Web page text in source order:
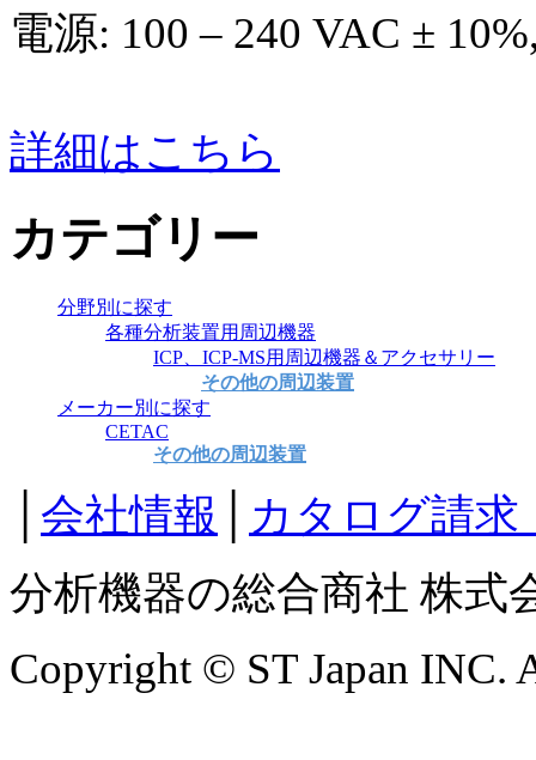
電源: 100 – 240 VAC ±
詳細はこちら
カテゴリー
分野別に探す
各種分析装置用周辺機器
ICP、ICP-MS用周辺機器＆アクセサリー
その他の周辺装置
メーカー別に探す
CETAC
その他の周辺装置
会社情報
カタログ請
分析機器の総合商社 株式
Copyright © ST Japan INC.